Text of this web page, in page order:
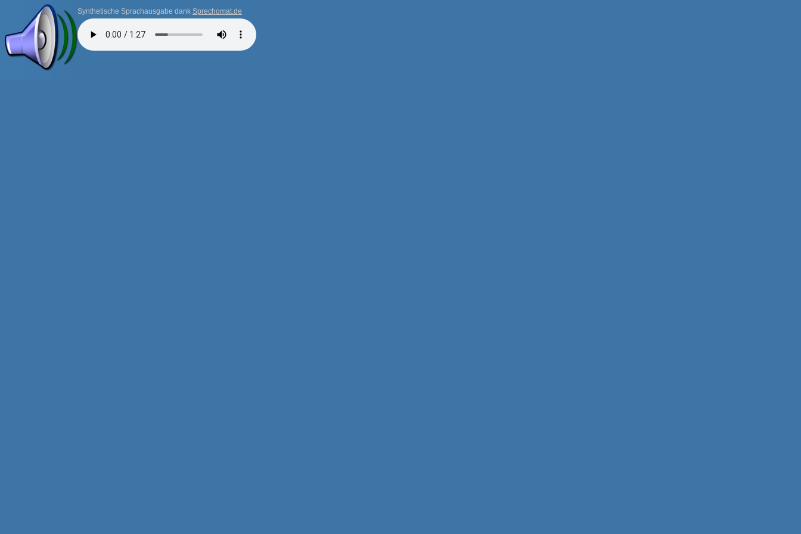
Synthetische Sprachausgabe dank Sprechomat.de